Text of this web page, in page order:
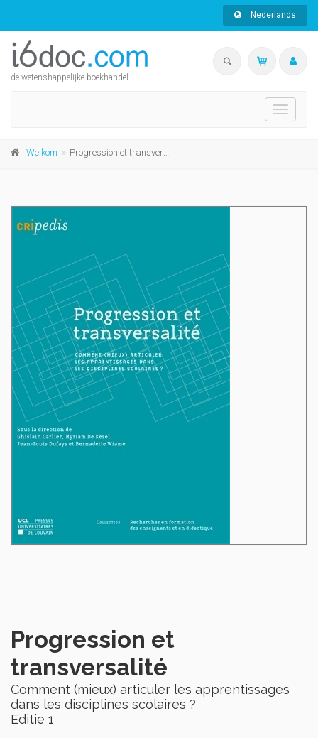
Nederlands
de wetenshappelijke boekhandel
Toggle
Welkom Progression et transversalité
Progression et
transversalité
Comment (mieux) articuler les apprentissages
dans les disciplines scolaires ?
Editie 1